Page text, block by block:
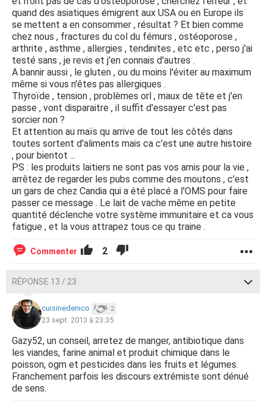
quand des asiatiques émigrent aux USA ou en Europe ils
se mettent a en consommer , résultat ? Et bien comme
chez nous , fractures du col du fémurs , ostéoporose ,
arthrite , asthme , allergies , tendinites , etc etc , perso j'ai
testé sans , je revis et j'en connais d'autres .
A bannir aussi , le gluten , ou du moins l'éviter au maximum
même si vous n'êtes pas allergiques .
Thyroïde , tension , problèmes orl , maux de tête et j'en
passe , vont disparaitre , il suffit d'essayer c'est pas
sorcier non ?
Et attention au maïs qu arrive de tout les côtés dans
toutes sortent d'aliments mais ca c'est une autre histoire
, pour bientot ...
PS : les produits laitiers ne sont pas vos amis pour la vie ,
arrêtez de regarder les pubs comme des moutons , c'est
un gars de chez Candia qui a été placé a l'OMS pour faire
passer ce message . Le lait de vache même en petite
quantité déclenche votre système immunitaire et ca vous
fatigue , et la vous attrapez tous ce qu traine .
Commenter 2
RÉPONSE 13 / 23
cuisinedenico 2
23 sept. 2013 à 23:35
Gazy52, un conseil, arretez de manger, antibiotique dans
les viandes, farine animal et produit chimique dans le
poisson, ogm et pesticides dans les fruits et légumes.
Franchement parfois les discours extrémiste sont dénué
de sens.